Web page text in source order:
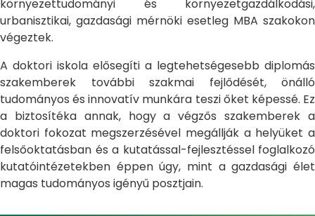
környezettudományi és környezetgazdálkodási,
urbanisztikai, gazdasági mérnöki esetleg MBA szakokon
végeztek.
A doktori iskola elősegíti a legtehetségesebb diplomás
szakemberek további szakmai fejlődését, önálló
tudományos és innovatív munkára teszi őket képessé. Ez
a biztosítéka annak, hogy a végzős szakemberek a
doktori fokozat megszerzésével megállják a helyüket a
felsőoktatásban és a kutatással-fejlesztéssel foglalkozó
kutatóintézetekben éppen úgy, mint a gazdasági élet
magas tudományos igényű posztjain.